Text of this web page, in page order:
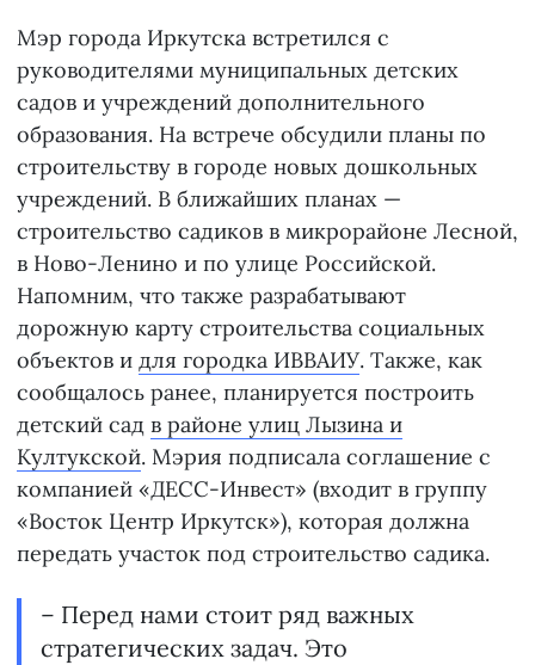
Мэр города Иркутска встретился с
руководителями муниципальных детских
садов и учреждений дополнительного
образования. На встрече обсудили планы по
строительству в городе новых дошкольных
учреждений. В ближайших планах —
строительство садиков в микрорайоне Лесной,
в Ново-Ленино и по улице Российской.
Напомним, что также разрабатывают
дорожную карту строительства социальных
объектов и для городка ИВВАИУ. Также, как
сообщалось ранее, планируется построить
детский сад в районе улиц Лызина и
Култукской. Мэрия подписала соглашение с
компанией «ДЕСС-Инвест» (входит в группу
«Восток Центр Иркутск»), которая должна
передать участок под строительство садика.
– Перед нами стоит ряд важных
стратегических задач. Это